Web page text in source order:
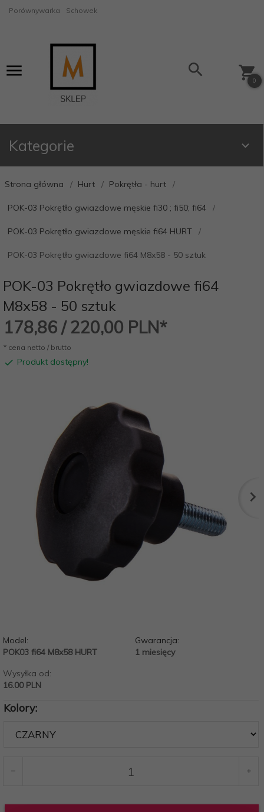
Porównywarka Schowek
0
Kategorie
Strona główna Hurt Pokrętła - hurt
POK-03 Pokrętło gwiazdowe męskie fi30 ; fi50; fi64
POK-03 Pokrętło gwiazdowe męskie fi64 HURT
POK-03 Pokrętło gwiazdowe fi64 M8x58 - 50 sztuk
POK-03 Pokrętło gwiazdowe fi64
M8x58 - 50 sztuk
178,86 / 220,00 PLN*
* cena netto / brutto
Produkt dostępny!
Model:
POK03 fi64 M8x58 HURT
Gwarancja:
1 miesięcy
Wysyłka od:
16.00 PLN
Kolory: